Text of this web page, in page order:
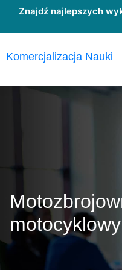
Przejdź
treści
Znajdź najlepszych
Komercjalizacja Nauki